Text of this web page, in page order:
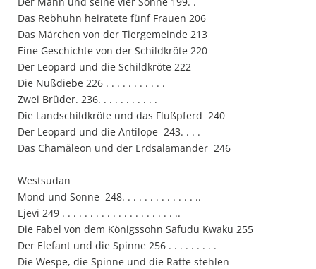
Das Rebhuhn heiratete fünf Frauen 206
Das Märchen von der Tiergemeinde 213
Eine Geschichte von der Schildkröte 220
Der Leopard und die Schildkröte 222
Die Nußdiebe 226 . . . . . . . . . . .
Zwei Brüder. 236. . . . . . . . . . .
Die Landschildkröte und das Flußpferd 240
Der Leopard und die Antilope 243. . . .
Das Chamäleon und der Erdsalamander 246
Westsudan
Mond und Sonne 248. . . . . . . . . . . . . ..
Ejevi 249 . . . . . . . . . . . . . . . . . . . . ..
Die Fabel von dem Königssohn Safudu Kwaku 255
Der Elefant und die Spinne 256 . . . . . . . . .
Die Wespe, die Spinne und die Ratte stehlen